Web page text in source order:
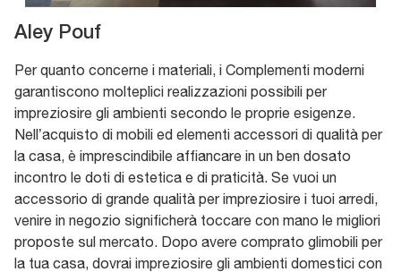
Aley Pouf
Per quanto concerne i materiali, i Complementi moderni
garantiscono molteplici realizzazioni possibili per
impreziosire gli ambienti secondo le proprie esigenze.
Nell’acquisto di mobili ed elementi accessori di qualità per
la casa, è imprescindibile affiancare in un ben dosato
incontro le doti di estetica e di praticità. Se vuoi un
accessorio di grande qualità per impreziosire i tuoi arredi,
venire in negozio significherà toccare con mano le migliori
proposte sul mercato. Dopo avere comprato glimobili per
la tua casa, dovrai impreziosire gli ambienti domestici con